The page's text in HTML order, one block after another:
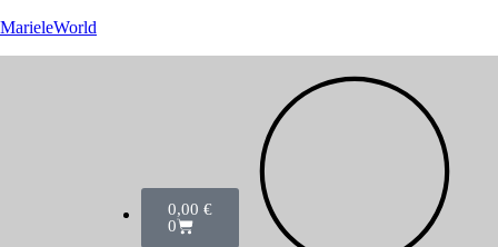
MarieleWorld
0,00 €
0